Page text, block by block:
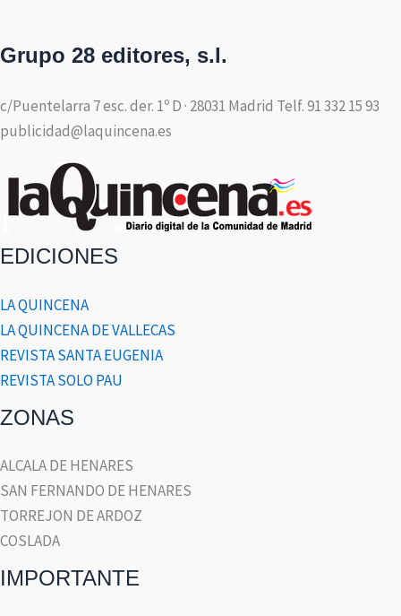
Grupo 28 editores, s.l.
c/Puentelarra 7 esc. der. 1º D · 28031 Madrid Telf. 91 332 15 93
publicidad@laquincena.es
EDICIONES
LA QUINCENA
LA QUINCENA DE VALLECAS
REVISTA SANTA EUGENIA
REVISTA SOLO PAU
ZONAS
ALCALA DE HENARES
SAN FERNANDO DE HENARES
TORREJON DE ARDOZ
COSLADA
IMPORTANTE